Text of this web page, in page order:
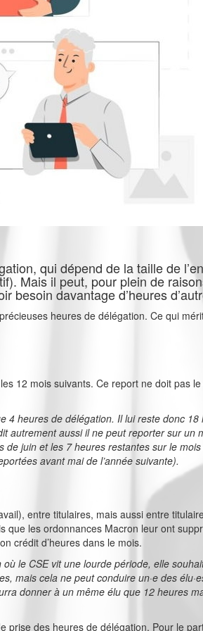
qui dépend de la taille de
Mais il peut, pour plein de
besoin davantage d’heures
heures de délégation. Ce qui
12 mois suivants. Ce report ne doit pas
4 heures de délégation. Il lui reste donc 18
autrement aussi il ne peut reporter sur un
juin et les 7 heures restantes sur le
avant mai de l’année suivante).
entre titulaires, mais aussi entre
les ordonnances Macron leur ont
crédit d’heures dans le mois.
le CSE vit une lourde période, elle
mais cela ne peut conduire un·e des
donner à un même élu que 12 heures
prise des heures de délégation. Pour le